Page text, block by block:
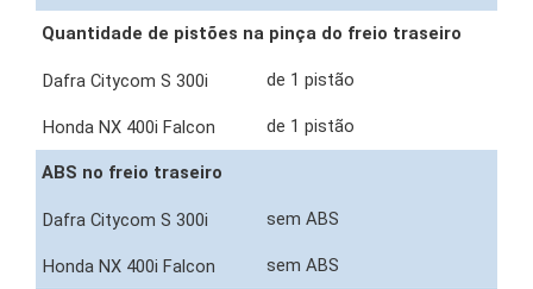
Quantidade de pistões na pinça do freio traseiro
de 1 pistão
de 1 pistão
ABS no freio traseiro
sem ABS
sem ABS